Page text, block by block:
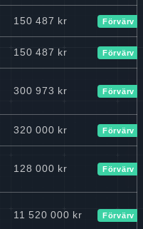
150 487 kr Förvärv
150 487 kr Förvärv
300 973 kr Förvärv
320 000 kr Förvärv
128 000 kr Förvärv
11 520 000 kr Förvärv